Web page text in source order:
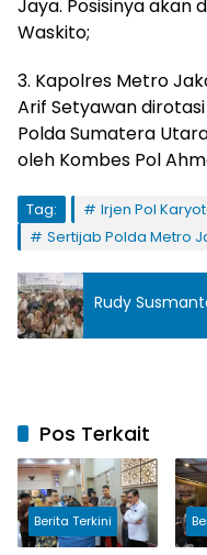
Jaya. Posisinya akan
Waskito;
3. Kapolres Metro
Arif Setyawan
Polda Sumatera
oleh Kombes Pol
Tag: Irjen Pol
Sertijab Polda Metro
Rudy
Pos Terkait
Berita Terkini